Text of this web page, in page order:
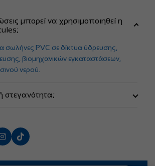
μπορεί να χρησιμοποιηθεί η
σωλήνες PVC σε δίκτυα ύδρευσης,
βιομηχανικών εγκαταστάσεων,
νερού.
στεγανότητα;
λειτουργίας.